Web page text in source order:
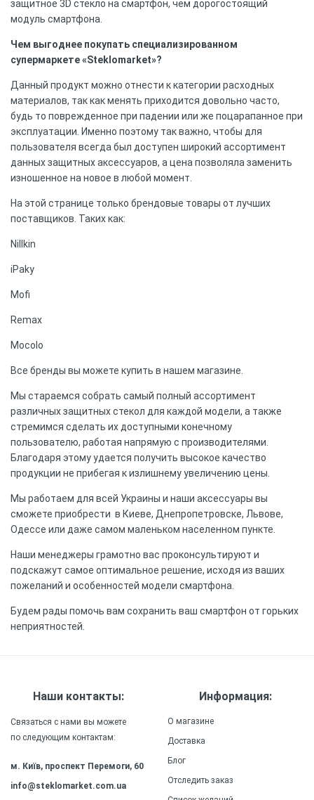
защитное 3D стекло на смартфон, чем дорогостоящий
модуль смартфона.
Чем выгоднее покупать специализированном
супермаркете «Steklomarket»?
Данный продукт можно отнести к категории расходных
материалов, так как менять приходится довольно часто,
будь то поврежденное при падении или же поцарапанное при
эксплуатации. Именно поэтому так важно, чтобы для
пользователя всегда был доступен широкий ассортимент
данных защитных аксессуаров, а цена позволяла заменить
изношенное на новое в любой момент.
На этой странице только брендовые товары от лучших
поставщиков. Таких как:
Nillkin
iPaky
Mofi
Remax
Mocolo
Все бренды вы можете купить в нашем магазине.
Мы стараемся собрать самый полный ассортимент
различных защитных стекол для каждой модели, а также
стремимся сделать их доступными конечному
пользователю, работая напрямую с производителями.
Благодаря этому удается получить высокое качество
продукции не прибегая к излишнему увеличению цены.
Мы работаем для всей Украины и наши аксессуары вы
сможете приобрести в Киеве, Днепропетровске, Львове,
Одессе или даже самом маленьком населенном пункте.
Наши менеджеры грамотно вас проконсультируют и
подскажут самое оптимальное решение, исходя из ваших
пожеланий и особенностей модели смартфона.
Будем рады помочь вам сохранить ваш смартфон от горьких
неприятностей.
Наши контакты:
Связаться с нами вы можете
по следующим контактам:
м. Київ, проспект Перемоги, 60
info@steklomarket.com.ua
Информация:
О магазине
Доставка
Блог
Отследить заказ